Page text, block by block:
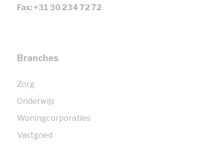
Fax: +31 30 234 72 72
Branches
Zorg
Onderwijs
Woningcorporaties
Vastgoed